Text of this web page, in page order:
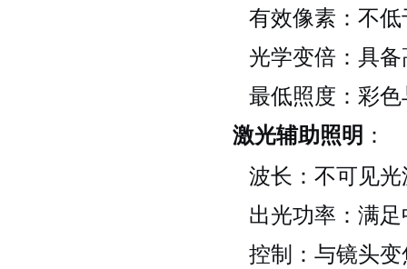
有效像素：不
光学变倍：具
最低照度：彩
激光辅助照明 ：
波长：不可见
出光功率：满
控制：与镜头